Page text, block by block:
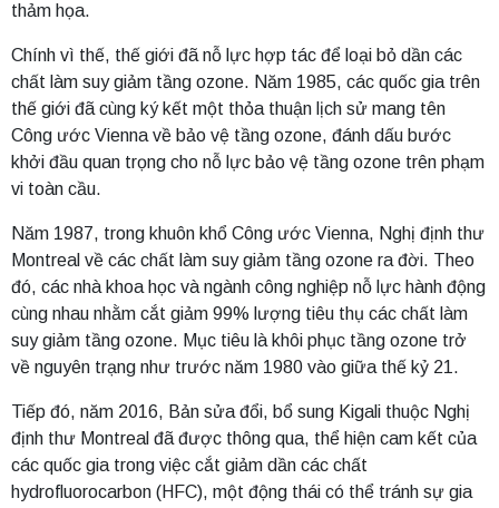
thảm họa.
Chính vì thế, thế giới đã nỗ lực hợp tác để loại bỏ dần các
chất làm suy giảm tầng ozone. Năm 1985, các quốc gia trên
thế giới đã cùng ký kết một thỏa thuận lịch sử mang tên
Công ước Vienna về bảo vệ tầng ozone, đánh dấu bước
khởi đầu quan trọng cho nỗ lực bảo vệ tầng ozone trên phạm
vi toàn cầu.
Năm 1987, trong khuôn khổ Công ước Vienna, Nghị định thư
Montreal về các chất làm suy giảm tầng ozone ra đời. Theo
đó, các nhà khoa học và ngành công nghiệp nỗ lực hành động
cùng nhau nhằm cắt giảm 99% lượng tiêu thụ các chất làm
suy giảm tầng ozone. Mục tiêu là khôi phục tầng ozone trở
về nguyên trạng như trước năm 1980 vào giữa thế kỷ 21.
Tiếp đó, năm 2016, Bản sửa đổi, bổ sung Kigali thuộc Nghị
định thư Montreal đã được thông qua, thể hiện cam kết của
các quốc gia trong việc cắt giảm dần các chất
hydrofluorocarbon (HFC), một động thái có thể tránh sự gia